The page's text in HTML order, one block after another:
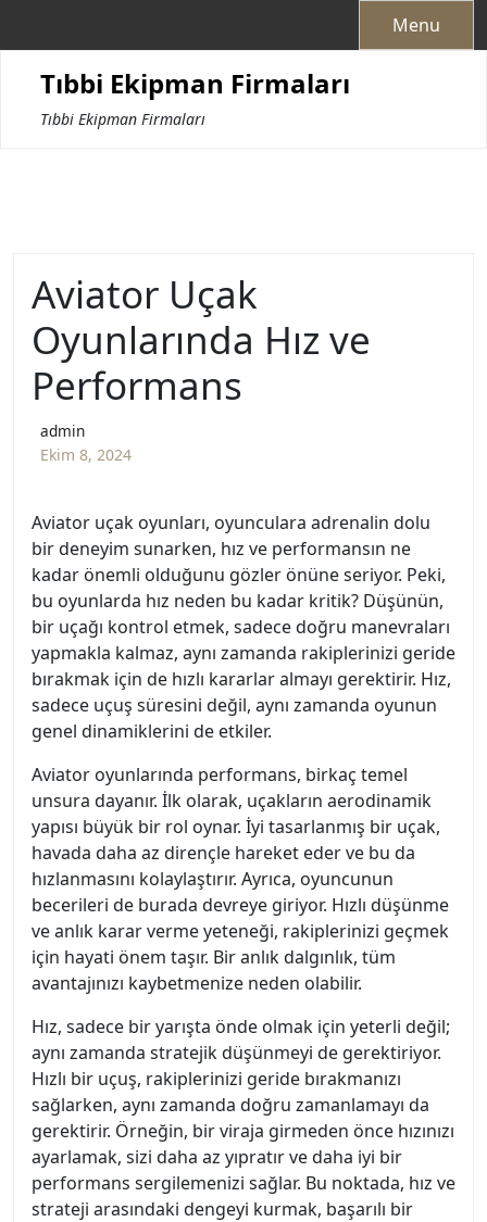
Menu
Tıbbi Ekipman Firmaları
Tıbbi Ekipman Firmaları
Aviator Uçak
Oyunlarında Hız ve
Performans
admin
Ekim 8, 2024
Aviator uçak oyunları, oyunculara adrenalin dolu
bir deneyim sunarken, hız ve performansın ne
kadar önemli olduğunu gözler önüne seriyor. Peki,
bu oyunlarda hız neden bu kadar kritik? Düşünün,
bir uçağı kontrol etmek, sadece doğru manevraları
yapmakla kalmaz, aynı zamanda rakiplerinizi geride
bırakmak için de hızlı kararlar almayı gerektirir. Hız,
sadece uçuş süresini değil, aynı zamanda oyunun
genel dinamiklerini de etkiler.
Aviator oyunlarında performans, birkaç temel
unsura dayanır. İlk olarak, uçakların aerodinamik
yapısı büyük bir rol oynar. İyi tasarlanmış bir uçak,
havada daha az dirençle hareket eder ve bu da
hızlanmasını kolaylaştırır. Ayrıca, oyuncunun
becerileri de burada devreye giriyor. Hızlı düşünme
ve anlık karar verme yeteneği, rakiplerinizi geçmek
için hayati önem taşır. Bir anlık dalgınlık, tüm
avantajınızı kaybetmenize neden olabilir.
Hız, sadece bir yarışta önde olmak için yeterli değil;
aynı zamanda stratejik düşünmeyi de gerektiriyor.
Hızlı bir uçuş, rakiplerinizi geride bırakmanızı
sağlarken, aynı zamanda doğru zamanlamayı da
gerektirir. Örneğin, bir viraja girmeden önce hızınızı
ayarlamak, sizi daha az yıpratır ve daha iyi bir
performans sergilemenizi sağlar. Bu noktada, hız ve
strateji arasındaki dengeyi kurmak, başarılı bir